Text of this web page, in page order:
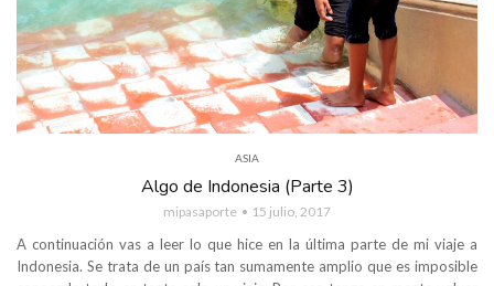
ASIA
Algo de Indonesia (Parte 3)
mipasaporte 15 julio, 2017
A continuación vas a leer lo que hice en la última parte de mi viaje a
Indonesia. Se trata de un país tan sumamente amplio que es imposible